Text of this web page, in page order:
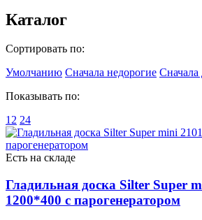
Каталог
Сортировать по:
Умолчанию Сначала недорогие Сначала
Показывать по:
12 24
Есть на складе
Гладильная доска Silter Super
1200*400 с парогенератором